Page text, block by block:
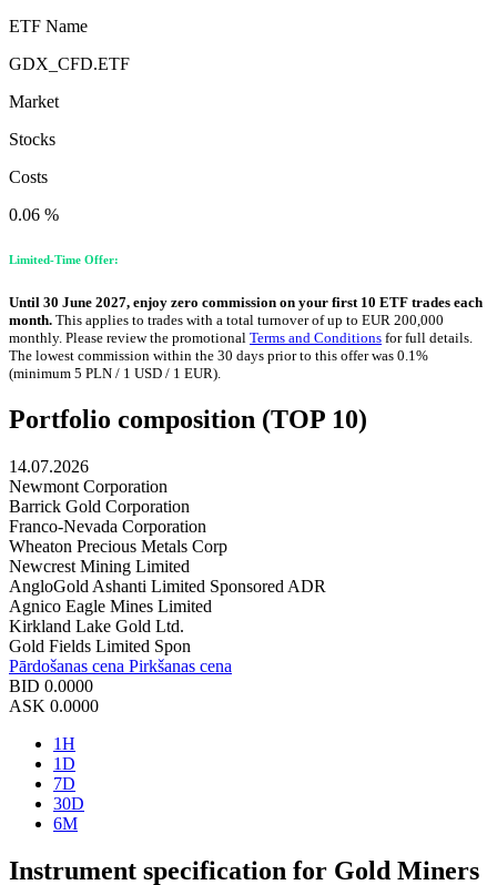
ETF Name
GDX_CFD.ETF
Market
Stocks
Costs
0.06 %
Limited-Time Offer:
Until 30 June 2027, enjoy zero commission on your first 10 ETF trades each
month. This applies to trades with a total turnover of up to EUR 200,000
monthly. Please review the promotional Terms and Conditions for full details.
The lowest commission within the 30 days prior to this offer was 0.1%
(minimum 5 PLN / 1 USD / 1 EUR).
Portfolio composition (TOP 10)
14.07.2026
Newmont Corporation
Barrick Gold Corporation
Franco-Nevada Corporation
Wheaton Precious Metals Corp
Newcrest Mining Limited
AngloGold Ashanti Limited Sponsored ADR
Agnico Eagle Mines Limited
Kirkland Lake Gold Ltd.
Gold Fields Limited Spon
Pārdošanas cena Pirkšanas cena
BID 0.0000
ASK 0.0000
1H
1D
7D
30D
6M
Instrument specification for Gold Miners